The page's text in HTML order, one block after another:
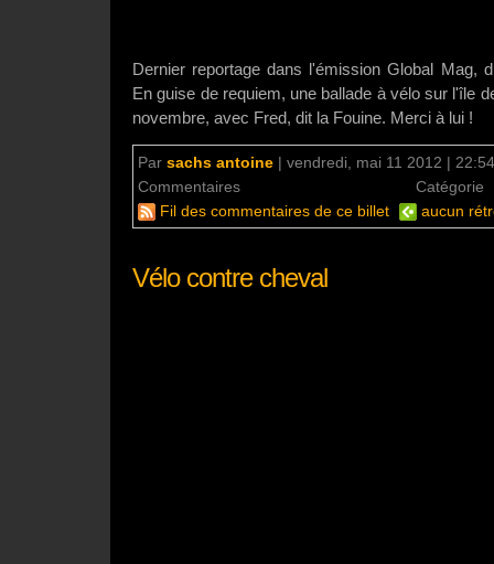
Dernier reportage dans l'émission Global Mag,
En guise de requiem, une ballade à vélo sur l'île
novembre, avec Fred, dit la Fouine. Merci à lui !
Par sachs antoine | vendredi, mai 11 2012 | 22:54
Commentaires
Catégorie
Fil des commentaires de ce billet
aucun
Vélo contre cheval